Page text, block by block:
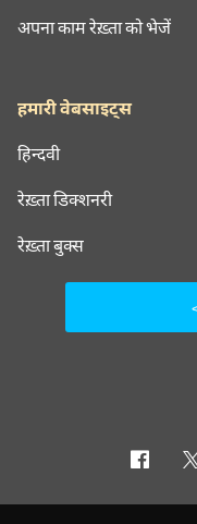
अपना काम रेख़्ता को भेजें
हमारी वेबसाइट्स
हिन्दवी
रेख़्ता डिक्शनरी
रेख़्ता बुक्स